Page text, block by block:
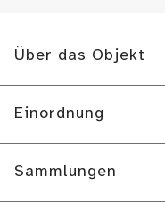
Über das Objekt
Einordnung
Sammlungen